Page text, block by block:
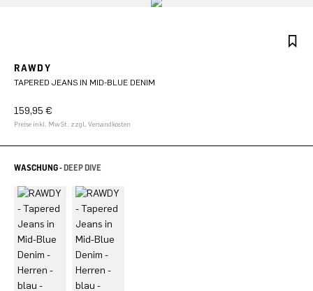
RAWDY
TAPERED JEANS IN MID-BLUE DENIM
159,95 €
Preise inkl. MwSt. zzgl. Versandkosten
WASCHUNG -DEEP DIVE